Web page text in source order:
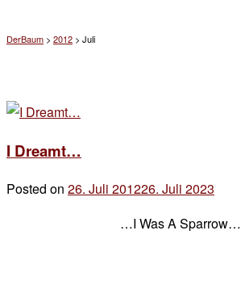
DerBaum > 2012 > Juli
I Dreamt…
Posted on 26. Juli 201226. Juli 2023
chef
…I Was A Sparrow…